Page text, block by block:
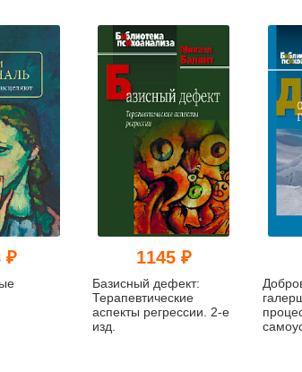
₽ 1145 ₽
Базисный дефект:
Терапевтические
аспекты регрессии. 2-е
изд.